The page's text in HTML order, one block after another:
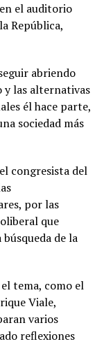
el auditorio
República,
abriendo
y las alternativas
él hace parte,
sociedad más
congresista del
por las
que
de la
tema, como el
Viale,
varios
reflexiones